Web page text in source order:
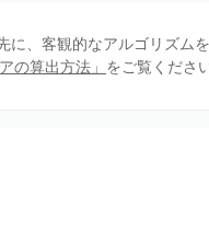
に、客観的なアルゴリズム
の算出方法」 をご覧ください